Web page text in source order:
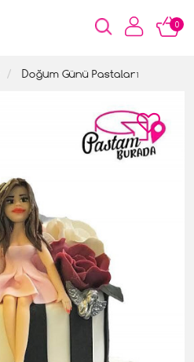
0
Doğum Günü Pastaları